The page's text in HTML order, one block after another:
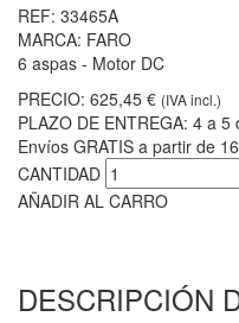
REF: 33465A
MARCA: FARO
6 aspas - Motor DC
PRECIO: 625,45 € (IVA incl.)
PLAZO DE ENTREGA: 4 a 5
Envíos GRATIS a partir de
CANTIDAD
AÑADIR AL CARRO
DESCRIPCIÓN